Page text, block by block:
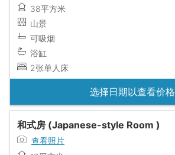
38平方米
山景
可吸烟
浴缸
2张单人床
选择日期以查看价格
和式房 (Japanese-style Room )
查看照片